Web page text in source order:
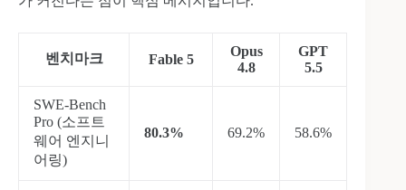
벤치마크 Fable 5
Opus
4.8
GPT
5.5
SWE-Bench
Pro (소프트
웨어 엔지니
어링)
80.3% 69.2% 58.6%